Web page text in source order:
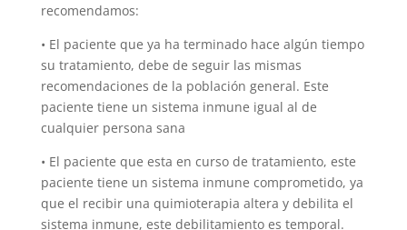
recomendamos:
• El paciente que ya ha terminado hace algún tiempo
su tratamiento, debe de seguir las mismas
recomendaciones de la población general. Este
paciente tiene un sistema inmune igual al de
cualquier persona sana
• El paciente que esta en curso de tratamiento, este
paciente tiene un sistema inmune comprometido, ya
que el recibir una quimioterapia altera y debilita el
sistema inmune, este debilitamiento es temporal.